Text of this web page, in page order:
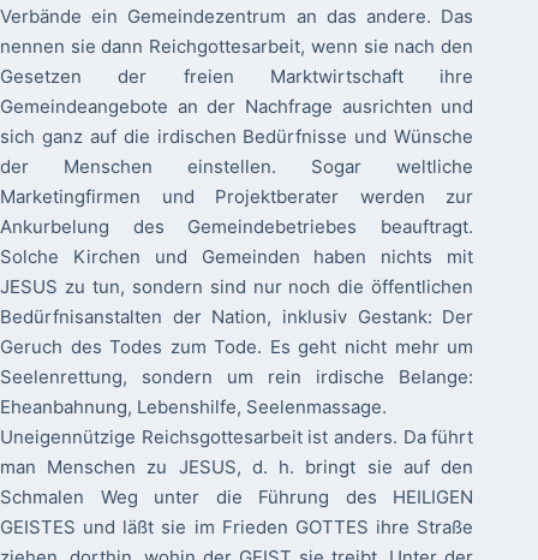
Verbände ein Gemeindezentrum an das andere. Das
nennen sie dann Reichgottesarbeit, wenn sie nach den
Gesetzen der freien Marktwirtschaft ihre
Gemeindeangebote an der Nachfrage ausrichten und
sich ganz auf die irdischen Bedürfnisse und Wünsche
der Menschen einstellen. Sogar weltliche
Marketingfirmen und Projektberater werden zur
Ankurbelung des Gemeindebetriebes beauftragt.
Solche Kirchen und Gemeinden haben nichts mit
JESUS zu tun, sondern sind nur noch die öffentlichen
Bedürfnisanstalten der Nation, inklusiv Gestank: Der
Geruch des Todes zum Tode. Es geht nicht mehr um
Seelenrettung, sondern um rein irdische Belange:
Eheanbahnung, Lebenshilfe, Seelenmassage.
Uneigennützige Reichsgottesarbeit ist anders. Da führt
man Menschen zu JESUS, d. h. bringt sie auf den
Schmalen Weg unter die Führung des HEILIGEN
GEISTES und läßt sie im Frieden GOTTES ihre Straße